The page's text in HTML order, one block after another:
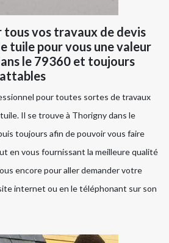
tous vos travaux de devis
tuile pour vous une valeur
le 79360 et toujours
pour toutes sortes de travaux
Il se trouve à Thorigny dans le
toujours afin de pouvoir vous faire
en vous fournissant la meilleure qualité
encore pour aller demander votre
internet ou en le téléphonant sur son